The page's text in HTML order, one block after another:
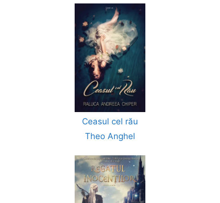
Ceasul cel rău
Theo Anghel